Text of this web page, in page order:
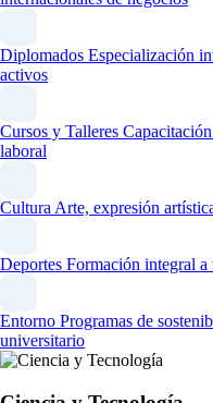
Diplomados Especialización
activos
Cursos y Talleres
laboral
CulturaArte, expresión
Deportes Formación integral
Entorno Programas de
universitario